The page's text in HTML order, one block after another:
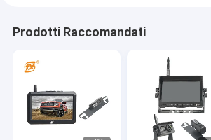
Prodotti Raccomandati